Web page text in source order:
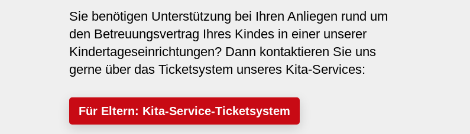
Sie benötigen Unterstützung bei Ihren Anliegen rund um
den Betreuungsvertrag Ihres Kindes in einer unserer
Kindertageseinrichtungen? Dann kontaktieren Sie uns
gerne über das Ticketsystem unseres Kita-Services:
Für Eltern: Kita-Service-Ticketsystem